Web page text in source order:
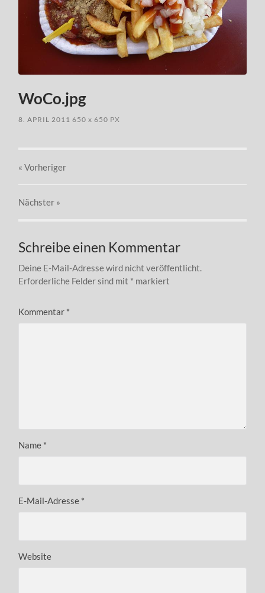
WoCo.jpg
8. APRIL 2011 650x 650 PX
« Vorheriger
Nächster »
Schreibe einen Kommentar
Deine E-Mail-Adresse wird nicht veröffentlicht.
Erforderliche Felder sind mit * markiert
Kommentar *
Name *
E-Mail-Adresse *
Website